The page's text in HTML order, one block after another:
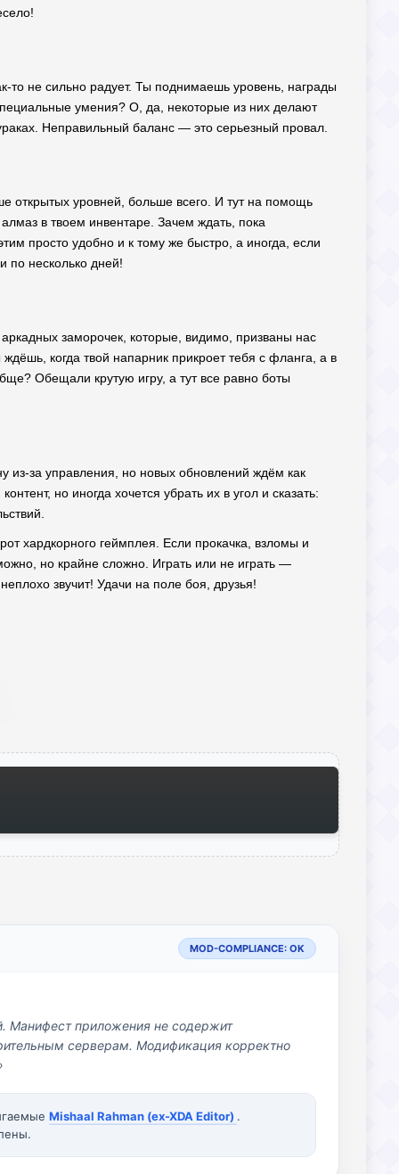
то не сильно радует. Ты поднимаешь уровень, награды
умения? О, да, некоторые из них делают
Неправильный баланс — это серьезный провал.
открытых уровней, больше всего. И тут на помощь
в твоем инвентаре. Зачем ждать, пока
просто удобно и к тому же быстро, а иногда, если
по несколько дней!
заморочек, которые, видимо, призваны нас
когда твой напарник прикроет тебя с фланга, а в
Обещали крутую игру, а тут все равно боты
из-за управления, но новых обновлений ждём как
но иногда хочется убрать их в угол и сказать:
хардкорного геймплея. Если прокачка, взломы и
но крайне сложно. Играть или не играть —
звучит! Удачи на поле боя, друзья!
MOD-COMPLIANCE: OK
Манифест приложения не содержит
серверам. Модификация корректно
Mishaal Rahman (ex-XDA Editor) .